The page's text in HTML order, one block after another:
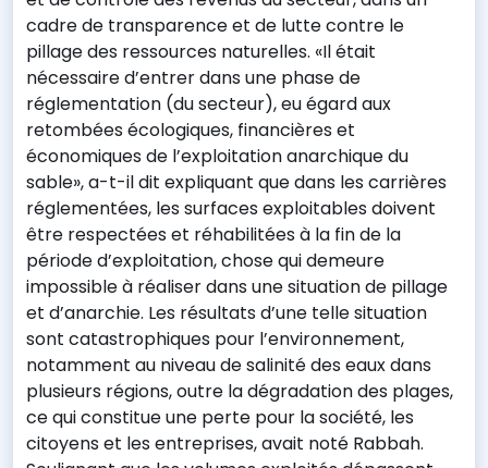
cadre de transparence et de lutte contre le
pillage des ressources naturelles. «Il était
nécessaire d’entrer dans une phase de
réglementation (du secteur), eu égard aux
retombées écologiques, financières et
économiques de l’exploitation anarchique du
sable», a-t-il dit expliquant que dans les carrières
réglementées, les surfaces exploitables doivent
être respectées et réhabilitées à la fin de la
période d’exploitation, chose qui demeure
impossible à réaliser dans une situation de pillage
et d’anarchie. Les résultats d’une telle situation
sont catastrophiques pour l’environnement,
notamment au niveau de salinité des eaux dans
plusieurs régions, outre la dégradation des plages,
ce qui constitue une perte pour la société, les
citoyens et les entreprises, avait noté Rabbah.